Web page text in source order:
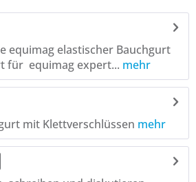
equimag elastischer Bauchgurt
für equimag expert... mehr
mit Klettverschlüssen mehr